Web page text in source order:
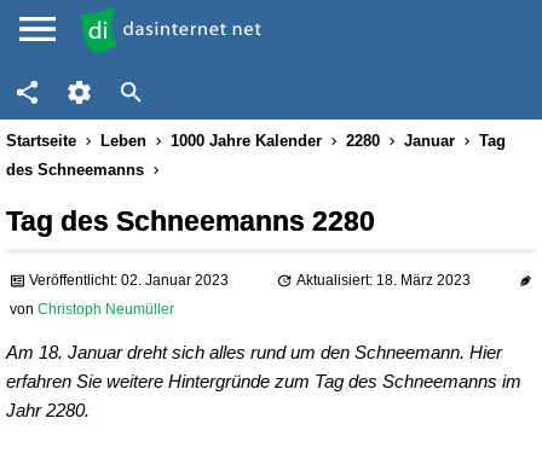
Startseite Leben 1000 Jahre Kalender 2280 Januar
Tag
des Schneemanns
Tag des Schneemanns 2280
Veröffentlicht: 02. Januar 2023
Aktualisiert: 18. März 2023
von Christoph Neumüller
Am 18. Januar dreht sich alles rund um den Schneemann. Hier
erfahren Sie weitere Hintergründe zum Tag des Schneemanns im
Jahr 2280.